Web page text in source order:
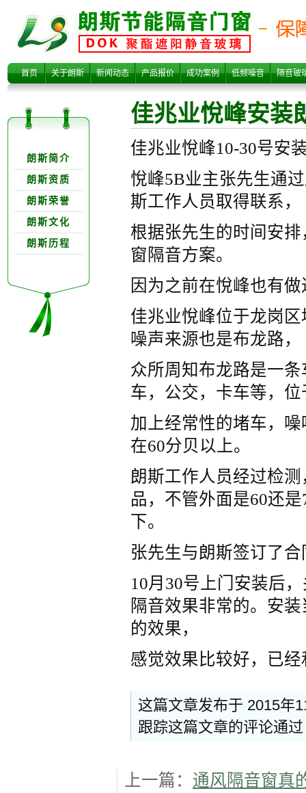
佳兆业悅峰安装
朗斯隔音门窗
首页 关于朗斯 新闻动态 产品报价 成功案例 低频噪音 隔音玻
佳兆业悅峰安装
佳兆业悅峰10-30号安
悅峰5B业主张先生通
斯工作人员取得联系，
根据张先生的时间安
窗隔音方案。
因为之前在悅峰也有
佳兆业悅峰位于龙岗
噪声来源也是布龙路，
众所周知布龙路是一
车，公交，卡车等，
加上经常性的堵车，
在60分贝以上。
朗斯工作人员经过检
品，不管外面是60还
下。
张先生与朗斯签订了合
10月30号上门安装后
隔音效果非常的。安
的效果，
感觉效果比较好，已
这篇文章发布于 2015年
跟踪这篇文章的评论通
上一篇： 通风隔音窗真
朗斯简介
朗斯资质
朗斯荣誉
朗斯文化
朗斯历程